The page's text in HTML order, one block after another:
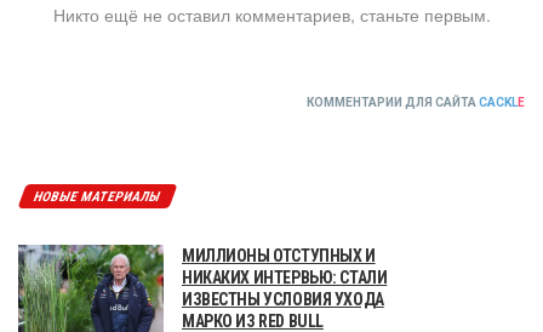
Никто ещё не оставил комментариев, станьте первым.
КОММЕНТАРИИ ДЛЯ САЙТА CACKLE
НОВЫЕ МАТЕРИАЛЫ
МИЛЛИОНЫ ОТСТУПНЫХ И
НИКАКИХ ИНТЕРВЬЮ: СТАЛИ
ИЗВЕСТНЫ УСЛОВИЯ УХОДА
МАРКО ИЗ RED BULL